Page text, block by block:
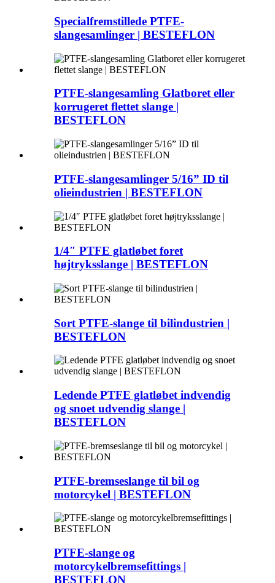
Specialfremstillede PTFE-
slangesamlinger | BESTEFLON
PTFE-slangesamling Glatboret eller
korrugeret flettet slange |
BESTEFLON
PTFE-slangesamlinger 5/16” ID til
olieindustrien | BESTEFLON
1/4″ PTFE glatløbet foret
højtryksslange | BESTEFLON
Sort PTFE-slange til bilindustrien |
BESTEFLON
Ledende PTFE glatløbet indvendig
og snoet udvendig slange |
BESTEFLON
PTFE-bremseslange til bil og
motorcykel | BESTEFLON
PTFE-slange og
motorcykelbremsefittings |
BESTEFLON